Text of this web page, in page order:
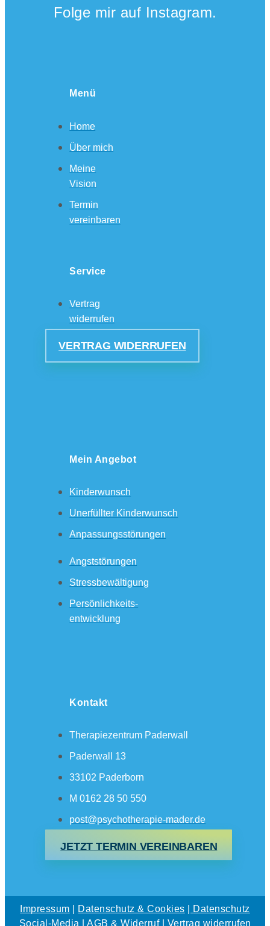
Folge mir auf Instagram.
Menü
Home
Über mich
Meine
Vision
Termin
vereinbaren
Service
Vertrag
widerrufen
VERTRAG WIDERRUFEN
Mein Angebot
Kinderwunsch
Unerfüllter Kinderwunsch
Anpassungsstörungen
Angststörungen
Stressbewältigung
Persönlichkeits-
entwicklung
Kontakt
Therapiezentrum Paderwall
Paderwall 13
33102 Paderborn
M 0162 28 50 550
post@psychotherapie-mader.de
JETZT TERMIN VEREINBAREN
Impressum Datenschutz & Cookies
Datenschutz
Social-Media | AGB & Widerruf| Vertrag widerrufen